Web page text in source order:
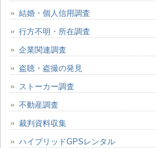
結婚・個人信用調査
行方不明・所在調査
企業関連調査
盗聴・盗撮の発見
ストーカー調査
不動産調査
裁判資料収集
ハイブリッドGPSレンタル